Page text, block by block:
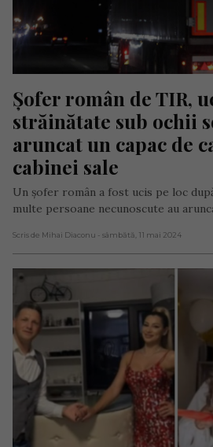
Șofer român de TIR,
străinătate sub ochii
aruncat un capac de
cabinei sale
Un șofer român a fost ucis pe loc
multe persoane necunoscute au
Scris de Mihai Diaconu - sâmbătă, 11 mai 2024